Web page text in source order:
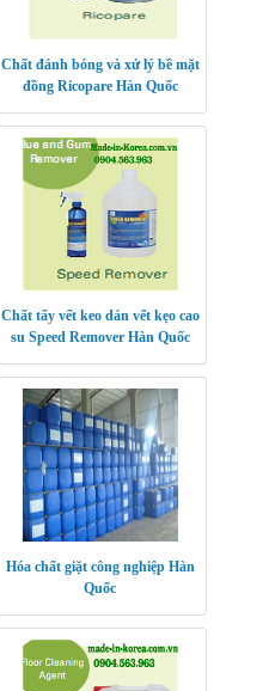
Chất đánh bóng và xử lý bề mặt
đồng Ricopare Hàn Quốc
Chất tẩy vết keo dán vết kẹo cao
su Speed Remover Hàn Quốc
Hóa chất giặt công nghiệp Hàn
Quốc